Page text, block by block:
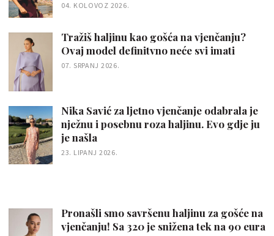
04. KOLOVOZ 2026.
Tražiš haljinu kao gošća na vjenčanju?
Ovaj model definitvno neće svi imati
07. SRPANJ 2026.
Nika Savić za ljetno vjenčanje odabrala je
nježnu i posebnu roza haljinu. Evo gdje ju
je našla
23. LIPANJ 2026.
Pronašli smo savršenu haljinu za gošće na
vjenčanju! Sa 320 je snižena tek na 90 eura